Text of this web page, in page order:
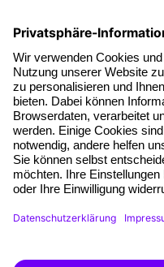
Persönliche Weiterbildung
Kontakt & Support
Kontakt
FAQs
AGB
Impressum
Datenschutz